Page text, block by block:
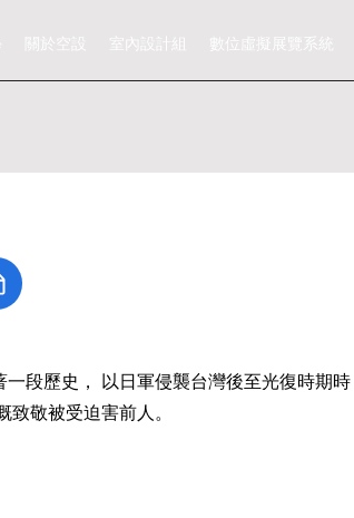
關於空設 室內設計組 數位虛擬展覽系統
段歷史， 以日軍侵襲台灣後至光復時期時
敬被受迫害前人。